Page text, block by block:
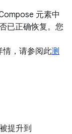
元素中
已正确恢复。您
情，请参阅此测
被提升到